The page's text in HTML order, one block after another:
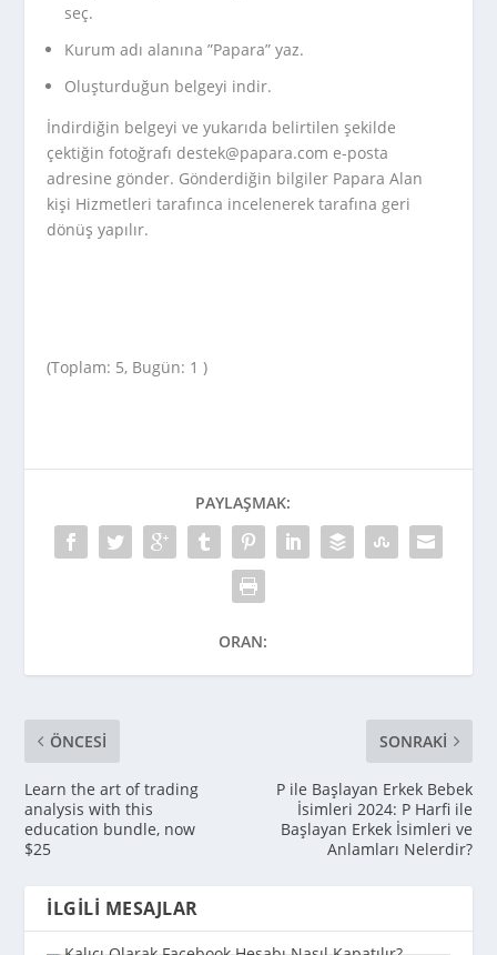
seç.
Kurum adı alanına ”Papara” yaz.
Oluşturduğun belgeyi indir.
İndirdiğin belgeyi ve yukarıda belirtilen şekilde
çektiğin fotoğrafı destek@papara.com e-posta
adresine gönder. Gönderdiğin bilgiler Papara Alan
kişi Hizmetleri tarafınca incelenerek tarafına geri
dönüş yapılır.
(Toplam: 5, Bugün: 1 )
PAYLAŞMAK:
ORAN:
ÖNCESI
Learn the art of trading
analysis with this
education bundle, now
$25
SONRAKI
P ile Başlayan Erkek Bebek
İsimleri 2024: P Harfi ile
Başlayan Erkek İsimleri ve
Anlamları Nelerdir?
İLGILI MESAJLAR